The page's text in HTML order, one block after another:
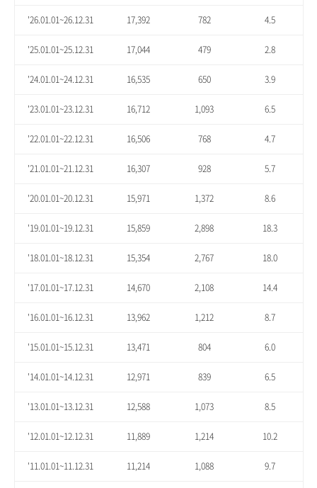
'26.01.01~26.12.31 17,392 782 4.5
'25.01.01~25.12.31 17,044 479 2.8
'24.01.01~24.12.31 16,535 650 3.9
'23.01.01~23.12.31 16,712 1,093 6.5
'22.01.01~22.12.31 16,506 768 4.7
'21.01.01~21.12.31 16,307 928 5.7
'20.01.01~20.12.31 15,971 1,372 8.6
'19.01.01~19.12.31 15,859 2,898 18.3
'18.01.01~18.12.31 15,354 2,767 18.0
'17.01.01~17.12.31 14,670 2,108 14.4
'16.01.01~16.12.31 13,962 1,212 8.7
'15.01.01~15.12.31 13,471 804 6.0
'14.01.01~14.12.31 12,971 839 6.5
'13.01.01~13.12.31 12,588 1,073 8.5
'12.01.01~12.12.31 11,889 1,214 10.2
'11.01.01~11.12.31 11,214 1,088 9.7